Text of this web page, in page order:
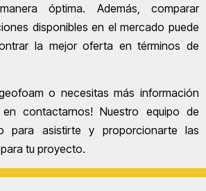
óptima. Además, comparar
disponibles en el mercado puede
la mejor oferta en términos de
o necesitas más información
contactarnos! Nuestro equipo de
para asistirte y proporcionarte las
tu proyecto.